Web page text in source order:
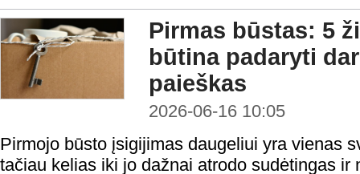
Pirmas būstas: 5
būtina padaryti
paieškas
2026-06-16 10:05
Pirmojo būsto įsigijimas daugeliui yra vienas
tačiau kelias iki jo dažnai atrodo sudėtingas ir